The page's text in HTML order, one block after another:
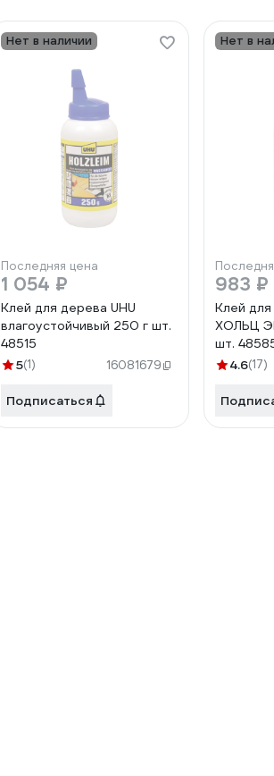
Нет в наличии
Последняя цена
1 054 ₽
Клей для дерева UHU
влагоустойчивый 250 г шт.
48515
5(1) 16081679
Подписаться
Нет в
983 ₽
Клей
ХОЛЬЦ
шт.
4.6(17)